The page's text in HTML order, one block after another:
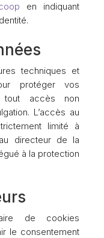
en indiquant
techniques et
protéger vos
tout accès non
L’accès au
limité à
directeur de la
à la protection
de cookies
le consentement